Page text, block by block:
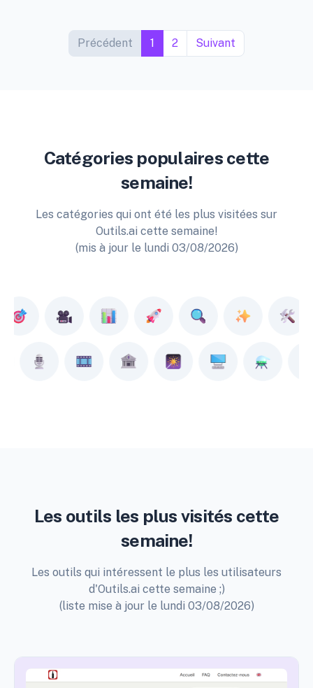
Précédent 1 2 Suivant
Catégories populaires cette
semaine!
Les catégories qui ont été les plus visitées sur
Outils.ai cette semaine!
(mis à jour le lundi 03/08/2026)
Les outils les plus visités cette
semaine!
Les outils qui intéressent le plus les utilisateurs
d'Outils.ai cette semaine ;)
(liste mise à jour le lundi 03/08/2026)